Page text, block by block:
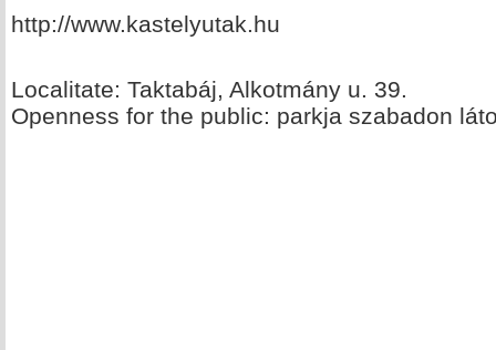
http://www.kastelyutak.hu
Localitate: Taktabáj, Alkotmány u. 39.
Openness for the public: parkja szabadon